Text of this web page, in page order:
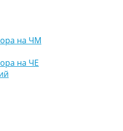
на ЧМ
на ЧЕ